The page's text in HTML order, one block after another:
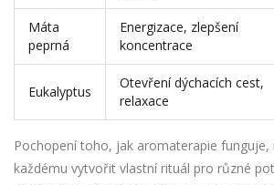
Máta
peprná
Energizace, zlepšení
koncentrace
Eukalyptus
Otevření dýchacích cest,
relaxace
Pochopení toho, jak aromaterapie
každému vytvořit vlastní rituál pro různé